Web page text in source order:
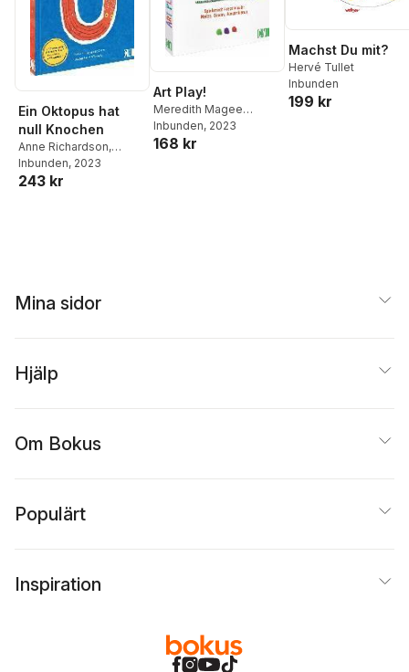
Ein Oktopus hat
null Knochen
Anne Richardson,
Andrea Antinori
Inbunden, 2023
243 kr
Art Play!
Meredith Magee
Donnelly
Inbunden, 2023
168 kr
Machst Du mit?
Hervé Tullet
Inbunden
199 kr
Mina sidor
Hjälp
Om Bokus
Populärt
Inspiration